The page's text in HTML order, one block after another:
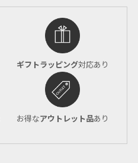
ギフトラッピング対応あり
お得なアウトレット品あり